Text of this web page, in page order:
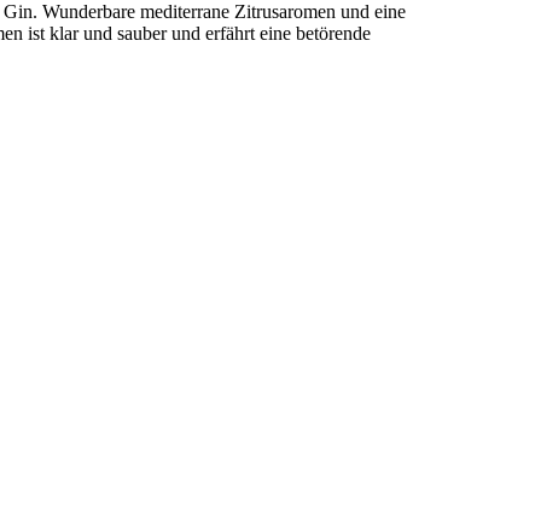
Wunderbare mediterrane Zitrusaromen und eine
ist klar und sauber und erfährt eine betörende